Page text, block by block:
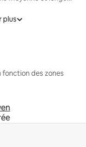
plus
fonction des zones